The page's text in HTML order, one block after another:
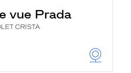
vue Prada
CRISTA